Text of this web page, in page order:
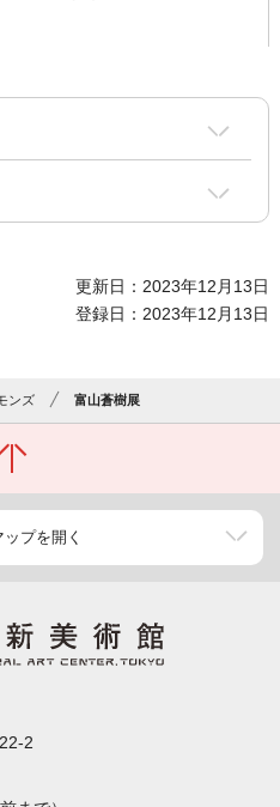
更新日：2023年12月13日
登録日：2023年12月13日
ンズ 富山蒼樹展
プを開く
2